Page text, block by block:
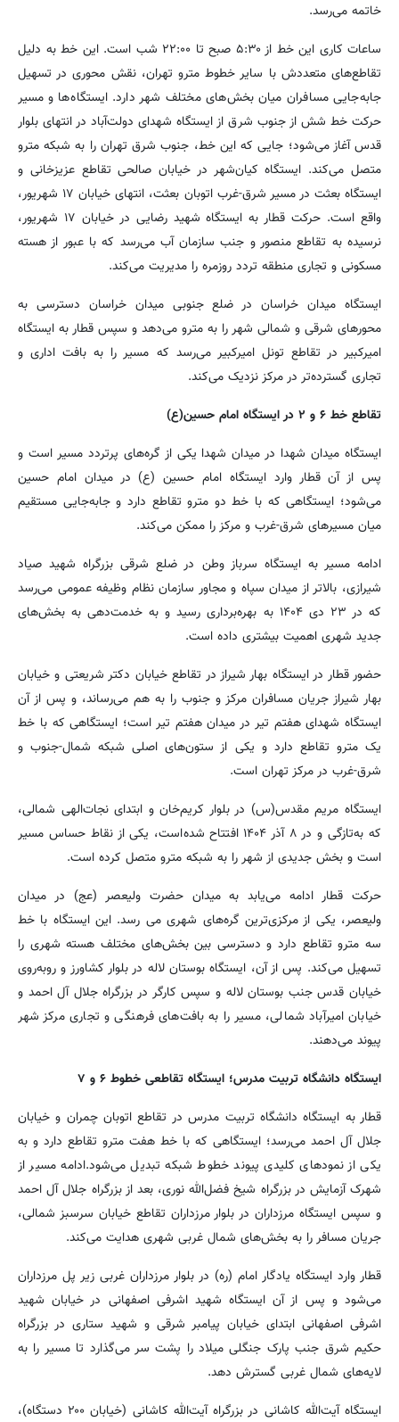
خاتمه می‌رسد.
ساعات کاری این خط از ۵:۳۰ صبح تا ۲۲:۰۰ شب است. این خط به دلیل
تقاطع‌های متعددش با سایر خطوط مترو تهران، نقش محوری در تسهیل
جابه‌جایی مسافران میان بخش‌های مختلف شهر دارد. ایستگاه‌ها و مسیر
حرکت خط شش از جنوب شرق از ایستگاه شهدای دولت‌آباد در انتهای بلوار
قدس آغاز می‌شود؛ جایی که این خط، جنوب شرق تهران را به شبکه مترو
متصل می‌کند. ایستگاه کیان‌شهر در خیابان صالحی تقاطع عزیزخانی و
ایستگاه بعثت در مسیر شرق-غرب اتوبان بعثت، انتهای خیابان ۱۷ شهریور،
واقع است. حرکت قطار به ایستگاه شهید رضایی در خیابان ۱۷ شهریور،
نرسیده به تقاطع منصور و جنب سازمان آب می‌رسد که با عبور از هسته
مسکونی و تجاری منطقه تردد روزمره را مدیریت می‌کند.
ایستگاه میدان خراسان در ضلع جنوبی میدان خراسان دسترسی به
محورهای شرقی و شمالی شهر را به مترو می‌دهد و سپس قطار به ایستگاه
امیرکبیر در تقاطع تونل امیرکبیر می‌رسد که مسیر را به بافت اداری و
تجاری گسترده‌تر در مرکز نزدیک می‌کند.
تقاطع خط ۶ و ۲ در ایستگاه امام حسین(ع)
ایستگاه میدان شهدا در میدان شهدا یکی از گره‌های پرتردد مسیر است و
پس از آن قطار وارد ایستگاه امام حسین (ع) در میدان امام حسین
می‌شود؛ ایستگاهی که با خط دو مترو تقاطع دارد و جابه‌جایی مستقیم
میان مسیرهای شرق-غرب و مرکز را ممکن می‌کند.
ادامه مسیر به ایستگاه سرباز وطن در ضلع شرقی بزرگراه شهید صیاد
شیرازی، بالاتر از میدان سپاه و مجاور سازمان نظام وظیفه عمومی می‌رسد
که در ۲۳ دی ۱۴۰۴ به بهره‌برداری رسید و به خدمت‌دهی به بخش‌های
جدید شهری اهمیت بیشتری داده است.
حضور قطار در ایستگاه بهار شیراز در تقاطع خیابان دکتر شریعتی و خیابان
بهار شیراز جریان مسافران مرکز و جنوب را به هم می‌رساند، و پس از آن
ایستگاه شهدای هفتم تیر در میدان هفتم تیر است؛ ایستگاهی که با خط
یک مترو تقاطع دارد و یکی از ستون‌های اصلی شبکه شمال-جنوب و
شرق-غرب در مرکز تهران است.
ایستگاه مریم مقدس(س) در بلوار کریم‌خان و ابتدای نجات‌الهی شمالی،
که به‌تازگی و در ۸ آذر ۱۴۰۴ افتتاح شده‌است، یکی از نقاط حساس مسیر
است و بخش جدیدی از شهر را به شبکه مترو متصل کرده است.
حرکت قطار ادامه می‌یابد به میدان حضرت ولیعصر (عج) در میدان
ولیعصر، یکی از مرکزی‌ترین گره‌های شهری می رسد. این ایستگاه با خط
سه مترو تقاطع دارد و دسترسی بین بخش‌های مختلف هسته شهری را
تسهیل می‌کند. پس از آن، ایستگاه بوستان لاله در بلوار کشاورز و روبه‌روی
خیابان قدس جنب بوستان لاله و سپس کارگر در بزرگراه جلال آل احمد و
خیابان امیرآباد شمالی، مسیر را به بافت‌های فرهنگی و تجاری مرکز شهر
پیوند می‌دهند.
ایستگاه دانشگاه تربیت مدرس؛ ایستگاه تقاطعی خطوط ۶ و ۷
قطار به ایستگاه دانشگاه تربیت مدرس در تقاطع اتوبان چمران و خیابان
جلال آل احمد می‌رسد؛ ایستگاهی که با خط هفت مترو تقاطع دارد و به
یکی از نمودهای کلیدی پیوند خطوط شبکه تبدیل می‌شود.ادامه مسیر از
شهرک آزمایش در بزرگراه شیخ فضل‌الله نوری، بعد از بزرگراه جلال آل احمد
و سپس ایستگاه مرزداران در بلوار مرزداران تقاطع خیابان سرسبز شمالی،
جریان مسافر را به بخش‌های شمال غربی شهری هدایت می‌کند.
قطار وارد ایستگاه یادگار امام (ره) در بلوار مرزداران غربی زیر پل مرزداران
می‌شود و پس از آن ایستگاه شهید اشرفی اصفهانی در خیابان شهید
اشرفی اصفهانی ابتدای خیابان پیامبر شرقی و شهید ستاری در بزرگراه
حکیم شرق جنب پارک جنگلی میلاد را پشت سر می‌گذارد تا مسیر را به
لایه‌های شمال غربی گسترش دهد.
ایستگاه آیت‌الله کاشانی در بزرگراه آیت‌الله کاشانی (خیابان ۲۰۰ دستگاه)،